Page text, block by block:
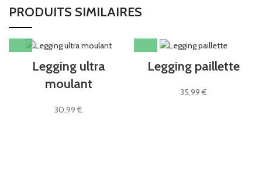
PRODUITS SIMILAIRES
Legging ultra
moulant
30,99€
Legging paillette
35,99€